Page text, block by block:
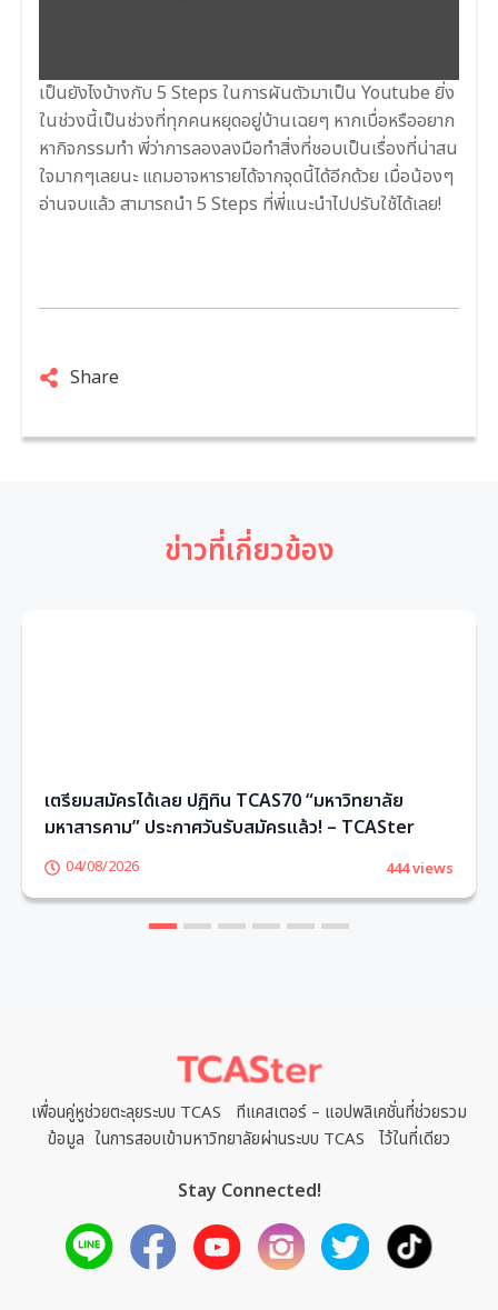
เป็นยังไงบ้างกับ 5 Steps ในการผันตัวมาเป็น Youtube ยิ่ง
ในช่วงนี้เป็นช่วงที่ทุกคนหยุดอยู่บ้านเฉยๆ หากเบื่อหรืออยาก
หากิจกรรมทำ พี่ว่าการลองลงมือทำสิ่งที่ชอบเป็นเรื่องที่น่าสน
ใจมากๆเลยนะ แถมอาจหารายได้จากจุดนี้ได้อีกด้วย เมื่อน้องๆ
อ่านจบแล้ว สามารถนำ 5 Steps ที่พี่แนะนำไปปรับใช้ได้เลย!
Share
ข่าวที่เกี่ยวข้อง
เตรียมสมัครได้เลย ปฏิทิน TCAS70 “มหาวิทยาลัย
มหาสารคาม” ประกาศวันรับสมัครแล้ว! – TCASter
04/08/2026 444 views
3 4 5 6
เพื่อนคู่หูช่วยตะลุยระบบ TCAS ทีแคสเตอร์ – แอปพลิเคชั่นที่ช่วยรวม
ข้อมูล ในการสอบเข้ามหาวิทยาลัยผ่านระบบ TCAS ไว้ในที่เดียว
Stay Connected!